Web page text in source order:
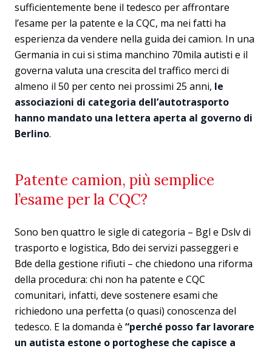
sufficientemente bene il tedesco per affrontare
l’esame per la patente e la CQC, ma nei fatti ha
esperienza da vendere nella guida dei camion. In una
Germania in cui si stima manchino 70mila autisti e il
governa valuta una crescita del traffico merci di
almeno il 50 per cento nei prossimi 25 anni, le
associazioni di categoria dell’autotrasporto
hanno mandato una lettera aperta al governo di
Berlino.
Patente camion, più semplice
l’esame per la CQC?
Sono ben quattro le sigle di categoria – Bgl e Dslv di
trasporto e logistica, Bdo dei servizi passeggeri e
Bde della gestione rifiuti – che chiedono una riforma
della procedura: chi non ha patente e CQC
comunitari, infatti, deve sostenere esami che
richiedono una perfetta (o quasi) conoscenza del
tedesco. E la domanda è “perché posso far lavorare
un autista estone o portoghese che capisce a